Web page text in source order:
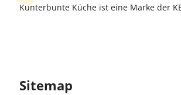
Kunterbunte Küche ist eine Marke der
Sitemap